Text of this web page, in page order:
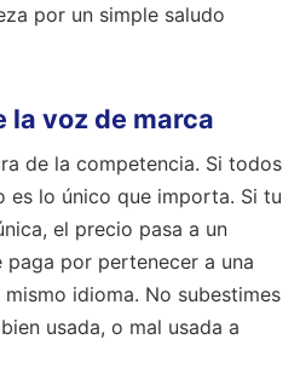
por un simple saludo
la voz de marca
de la competencia. Si todos
es lo único que importa. Si tu
el precio pasa a un
paga por pertenecer a una
idioma. No subestimes
usada, o mal usada a